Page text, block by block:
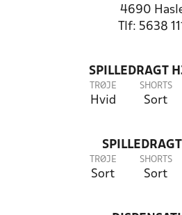
4690
Tlf: 5638
SPILLEDRAGT
TRØJE
Hvid
SHORTS
Sort
TRØJE
Sort
SHORTS
Sort